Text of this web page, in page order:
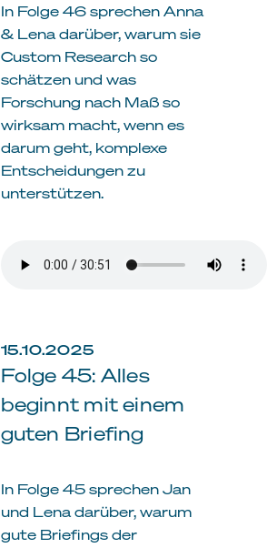
In Folge 46 sprechen Anna
& Lena darüber, warum sie
Custom Research so
schätzen und was
Forschung nach Maß so
wirksam macht, wenn es
darum geht, komplexe
Entscheidungen zu
unterstützen.
15.10.2025
Folge 45: Alles
beginnt mit einem
guten Briefing
In Folge 45 sprechen Jan
und Lena darüber, warum
gute Briefings der